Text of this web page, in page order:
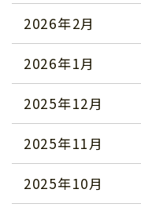
2026年2月
2026年1月
2025年12月
2025年11月
2025年10月